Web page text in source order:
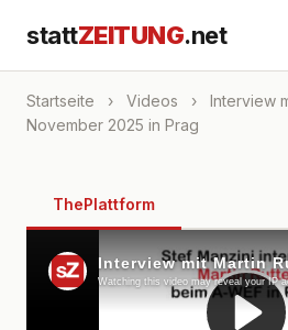
stattZEITUNG.net
Startseite › Videos ›
Interview
November 2025 in Prag
ThePlattform